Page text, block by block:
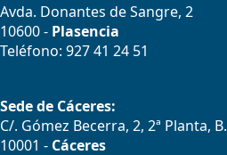
Avda. Donantes de Sangre, 2
10600 - Plasencia
Teléfono: 927 41 24 51
Sede de Cáceres:
C/. Gómez Becerra, 2, 2ª Planta, B.
10001 - Cáceres